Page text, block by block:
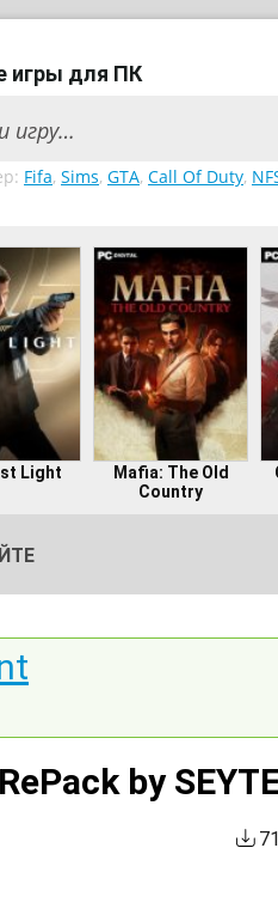
игры для ПК
Fifa, Sims, GTA, Call Of Duty,
Light
Mafia: The Old
Country
by